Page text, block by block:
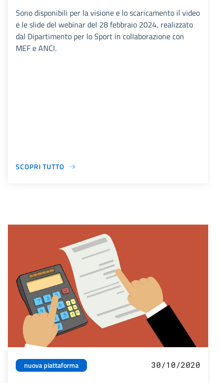
Sono disponibili per la visione e lo scaricamento il video
e le slide del webinar del 28 febbraio 2024, realizzato
dal Dipartimento per lo Sport in collaborazione con
MEF e ANCI.
SCOPRI TUTTO
nuova piattaforma 30/10/2020